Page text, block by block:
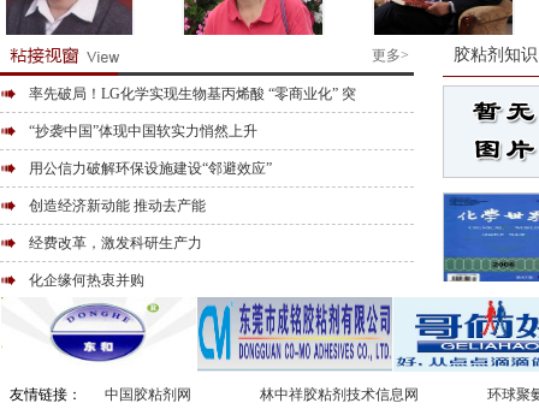
阚成友 管蓉 张斌
更多>
率先破局！LG化学实现生物基丙烯酸 “零商业化” 突
“抄袭中国”体现中国软实力悄然上升
用公信力破解环保设施建设“邻避效应”
创造经济新动能 推动去产能
经费改革，激发科研生产力
化企缘何热衷并购
胶粘剂知识
友情链接： 中国胶粘剂网 林中祥胶粘剂技术信息网 环球聚